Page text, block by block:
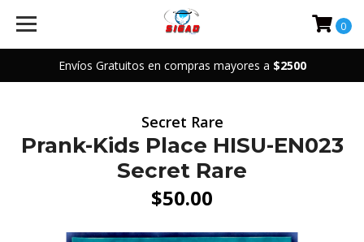
Envíos Gratuitos en compras mayores a $2500
0
Secret Rare
Prank-Kids Place HISU-EN023
Secret Rare
$50.00